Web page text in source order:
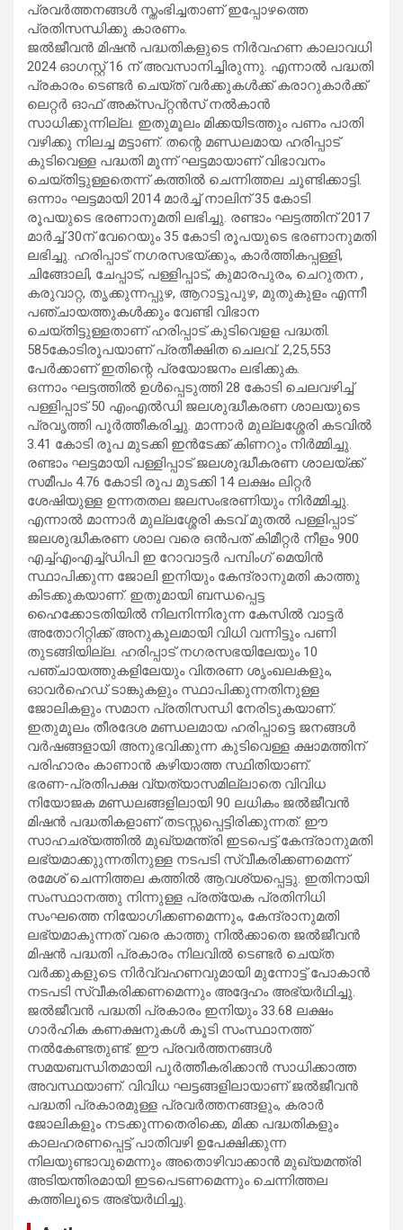
പ്രവർത്തനങ്ങൾ സ്തംഭിച്ചതാണ് ഇപ്പോഴത്തെ
പ്രതിസന്ധിക്കു കാരണം.
ജൽജീവൻ മിഷൻ പദ്ധതികളുടെ നിർവഹണ കാലാവധി
2024 ഓ​ഗസ്റ്റ് 16 ന് അവസാനിച്ചിരുന്നു. എന്നാൽ പദ്ധതി
പ്രകാരം ടെണ്ടർ ചെയ്ത് വർക്കുകൾക്ക് കരാറുകാർക്ക്
ലെറ്റർ ഓഫ് അക്സപ്റ്റൻസ് നൽകാൻ
സാധിക്കുന്നില്ല. ഇതുമൂലം മിക്കയിടത്തും പണം പാതി
വഴിക്കു നിലച്ച മട്ടാണ്. തന്റെ മണ്ഡലമായ ഹരിപ്പാട്
കുടിവെള്ള പദ്ധതി മൂന്ന് ഘട്ടമായാണ് വിഭാവനം
ചെയ്തിട്ടുള്ളതെന്ന് കത്തിൽ ചെന്നിത്തല ചൂണ്ടിക്കാട്ടി.
ഒന്നാം ഘട്ടമായി 2014 മാർച്ച് നാലിന് 35 കോടി
രൂപയുടെ ഭരണാനുമതി ലഭിച്ചു. രണ്ടാം ഘട്ടത്തിന് 2017
മാർച്ച് 30ന് വേറെയും 35 കോടി രൂപയുടെ ഭരണാനുമതി
ലഭിച്ചു. ഹരിപ്പാട് നഗരസഭയ്ക്കും, കാർത്തികപ്പള്ളി,
ചിങ്ങോലി, ചേപ്പാട്, പള്ളിപ്പാട്, കുമാരപുരം, ചെറുതന ,
കരുവാറ്റ, തൃക്കുന്നപ്പുഴ, ആറാട്ടുപുഴ, മുതുകുളം എന്നീ
പഞ്ചായത്തുകൾക്കും വേണ്ടി വിഭാന
ചെയ്തിട്ടുള്ളതാണ് ഹരിപ്പാട് കുടിവെളള പദ്ധതി.
585കോടിരൂപയാണ് പ്രതീക്ഷിത ചെലവ്. 2,25,553
പേർക്കാണ് ഇതിന്റെ പ്രയോജനം ലഭിക്കുക.
ഒന്നാം ഘട്ടത്തിൽ ഉൾപ്പെടുത്തി 28 കോടി ചെലവഴിച്ച്
പള്ളിപ്പാട് 50 എംഎൽഡി ജലശുദ്ധീകരണ ശാലയുടെ
പ്രവൃത്തി പൂർത്തീകരിച്ചു. മാന്നാർ മുല്ലശ്ശേരി കടവിൽ
3.41 കോടി രൂപ മുടക്കി ഇൻടേക്ക് കിണറും നിർമ്മിച്ചു.
രണ്ടാം ഘട്ടമായി പള്ളിപ്പാട് ജലശുദ്ധീകരണ ശാലയ്ക്ക്
സമീപം 4.76 കോടി രൂപ മുടക്കി 14 ലക്ഷം ലിറ്റർ
ശേഷിയുള്ള ഉന്നതതല ജലസംഭരണിയും നിർമ്മിച്ചു.
എന്നാൽ മാന്നാർ മുല്ലശ്ശേരി കടവ് മുതൽ പള്ളിപ്പാട്
ജലശുദ്ധീകരണ ശാല വരെ ഒൻപത് കിമീറ്റർ നീളം 900
എച്ച്എംഎച്ച്ഡിപി ഇ റോവാട്ടർ പമ്പിംഗ് മെയിൻ
സ്ഥാപിക്കുന്ന ജോലി ഇനിയും കേന്ദ്രാനുമതി കാത്തു
കിടക്കുകയാണ്. ഇതുമായി ബന്ധപ്പെട്ട
ഹൈക്കോടതിയിൽ നിലനിന്നിരുന്ന കേസിൽ വാട്ടർ
അതോറിറ്റിക്ക് അനുകൂലമായി വിധി വന്നിട്ടും പണി
തുടങ്ങിയില്ല. ഹരിപ്പാട് നഗരസഭയിലേയും 10
പഞ്ചായത്തുകളിലേയും വിതരണ ശൃംഖലകളും,
ഓവർഹെഡ് ടാങ്കുകളും സ്ഥാപിക്കുന്നതിനുള്ള
ജോലികളും സമാന പ്രതിസന്ധി നേരിടുകയാണ്.
ഇതുമൂലം തീരദേശ മണ്ഡലമായ ഹരിപ്പാട്ടെ ജനങ്ങൾ
വർഷങ്ങളായി അനുഭവിക്കുന്ന കുടിവെള്ള ക്ഷാമത്തിന്
പരിഹാരം കാണാൻ കഴിയാത്ത സ്ഥിതിയാണ്.
ഭരണ-പ്രതിപക്ഷ വ്യത്യാസമില്ലാതെ വിവിധ
നിയോജക മണ്ഡലങ്ങളിലായി 90 ലധികം ജൽജീവൻ
മിഷൻ പദ്ധതികളാണ് തടസ്സപ്പെട്ടിരിക്കുന്നത്. ഈ
സാഹചര്യത്തിൽ മുഖ്യമന്ത്രി ഇടപെട്ട് കേന്ദ്രാനുമതി
ലഭ്യമാക്കുുന്നതിനുള്ള നടപടി സ്വീകരിക്കണമെന്ന്
രമേശ് ചെന്നിത്തല കത്തിൽ ആവശ്യപ്പെട്ടു. ഇതിനായി
സംസ്ഥാനത്തു നിന്നുള്ള പ്രത്യേക പ്രതിനിധി
സംഘത്തെ നിയോഗിക്കണമെന്നും, കേന്ദ്രാനുമതി
ലഭ്യമാകുന്നത് വരെ കാത്തു നിൽക്കാതെ ജൽജീവൻ
മിഷൻ പദ്ധതി പ്രകാരം നിലവിൽ ടെണ്ടർ ചെയ്ത
വർക്കുകളുടെ നിർവ്വഹണവുമായി മുന്നോട്ട് പോകാൻ
നടപടി സ്വീകരിക്കണമെന്നും അദ്ദേഹം അഭ്യർഥിച്ചു.
ജൽജീവൻ പദ്ധതി പ്രകാരം ഇനിയും 33.68 ലക്ഷം
ഗാർഹിക കണക്ഷനുകൾ കൂടി സംസ്ഥാനത്ത്
നൽകേണ്ടതുണ്ട്. ഈ പ്രവർത്തനങ്ങൾ
സമയബന്ധിതമായി പൂർത്തീകരിക്കാൻ സാധിക്കാത്ത
അവസ്ഥയാണ്. വിവിധ ഘട്ടങ്ങളിലായാണ് ജൽജീവൻ
പദ്ധതി പ്രകാരമുള്ള പ്രവർത്തനങ്ങളും, കരാർ
ജോലികളും നടക്കുന്നതെരിക്കെ, മിക്ക പദ്ധതികളും
കാലഹരണപ്പെട്ട് പാതിവഴി ഉപേക്ഷിക്കുന്ന
നിലയുണ്ടാവുമെന്നും അതൊഴിവാക്കാൻ മുഖ്യമന്ത്രി
അടിയന്തിരമായി ഇടപെടണമെന്നും ചെന്നിത്തല
കത്തിലൂടെ അഭ്യർഥിച്ചു.